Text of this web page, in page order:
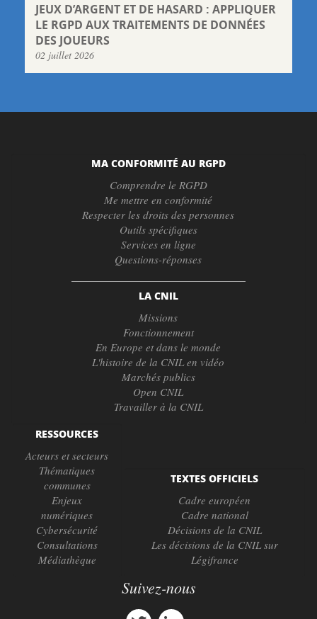
JEUX D’ARGENT ET DE HASARD : APPLIQUER
LE RGPD AUX TRAITEMENTS DE DONNÉES
DES JOUEURS
02 juillet 2026
MA CONFORMITÉ AU RGPD
Comprendre le RGPD
Me mettre en conformité
Respecter les droits des personnes
Outils spécifiques
Services en ligne
Questions-réponses
LA CNIL
Missions
Fonctionnement
En Europe et dans le monde
L'histoire de la CNIL en vidéo
Marchés publics
Open CNIL
Travailler à la CNIL
RESSOURCES
Acteurs et secteurs
Thématiques
communes
Enjeux
numériques
Cybersécurité
Consultations
Médiathèque
TEXTES OFFICIELS
Cadre européen
Cadre national
Décisions de la CNIL
Les décisions de la CNIL sur
Légifrance
Suivez-nous